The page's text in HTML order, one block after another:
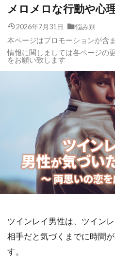
メロメロな行動や心
2026年7月31日 悩み別
本ページはプロモーションが含
情報に関しましては各ページの
をお願い致します
ツインレイ男性は、ツイン
相手だと気づくまでに時間
す。